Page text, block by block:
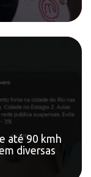
até 90 kmh
diversas